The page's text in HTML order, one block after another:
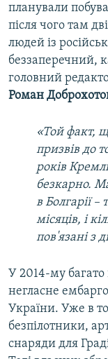
планували
після чого там
людей із
беззаперечний,
головний
Роман
«Той факт,
призвів до
років
безкарно.
в Болгарії –
місяців, і
пов'язані з
У 2014-му багато
негласне
України. Уже в
безпілотники,
снаряди для